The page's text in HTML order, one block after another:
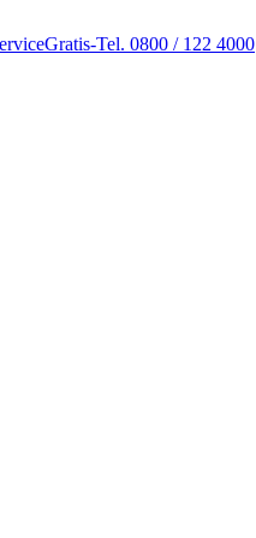
Gratis-Tel. 0800 / 122 4000